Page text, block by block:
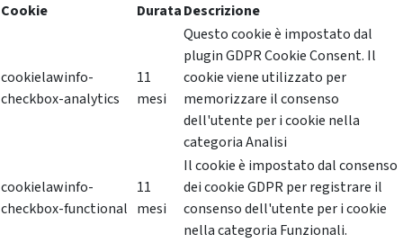
Cookie
DurataDescrizione
cookielawinfo-
checkbox-analytics
11
mesi
Questo cookie è impostato dal
plugin GDPR Cookie Consent. Il
cookie viene utilizzato per
memorizzare il consenso
dell'utente per i cookie nella
categoria Analisi
cookielawinfo-
checkbox-functional
11
mesi
Il cookie è impostato dal consenso
dei cookie GDPR per registrare il
consenso dell'utente per i cookie
nella categoria Funzionali.